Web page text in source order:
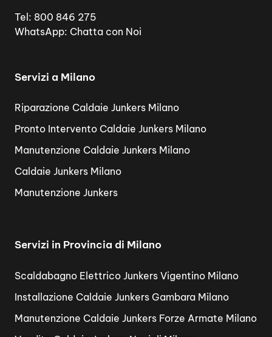
Tel: 800 846 275
WhatsApp: Chatta con Noi
Servizi a Milano
Riparazione Caldaie Junkers Milano
Pronto Intervento Caldaie Junkers Milano
Manutenzione Caldaie Junkers Milano
Caldaie Junkers Milano
Manutenzione Junkers
Servizi in Provincia di Milano
Scaldabagno Elettrico Junkers Vigentino Milano
Installazione Caldaie Junkers Gambara Milano
Manutenzione Caldaie Junkers Forze Armate Milano